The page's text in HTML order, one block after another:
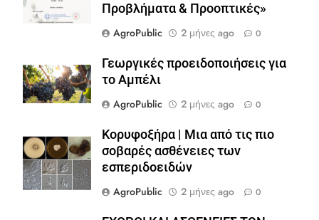
Προβλήματα & Προοπτικές»
AgroPublic
2 μήνες ago 0
Γεωργικές προειδοποιήσεις για
το Αμπέλι
AgroPublic
2 μήνες ago 0
Κορυφοξήρα | Μια από τις πιο
σοβαρές ασθένειες των
εσπεριδοειδών
AgroPublic
2 μήνες ago 0